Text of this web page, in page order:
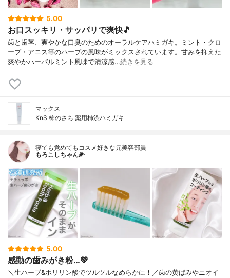
5.00
お口スッキリ・サッパリで爽快🎵
歯と歯茎、爽やかな口臭のためのオーラルケアハミガキ。ミント・クロ
ーブ・アニス等のハーブの風味がミックスされています。甘みを抑えた
爽やかハーバルミント風味で清涼感…続きを見る
マックス
KnS 柿のさち 薬用柿渋ハミガキ
寝ても覚めてもコスメ好きな元美容部員
もろこしちゃん🌽
5.00
感動の歯みがき粉…💚
＼生ハーブ&ポリリン酸でツルツルなめらかに！／歯の黄ばみやニオイ